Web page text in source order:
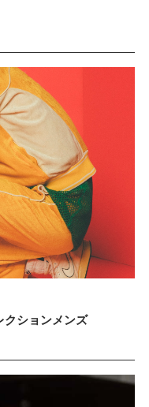
クションメンズ